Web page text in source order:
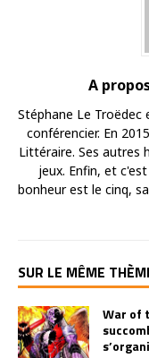
A
Stéphane Le
conférencier. En
Littéraire. Ses autres
jeux. Enfin, et
bonheur est le cinq,
SUR LE MÊME
War of